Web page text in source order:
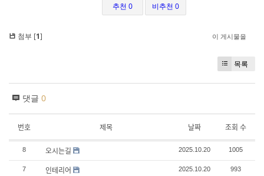
추천 0 비추천 0
첨부 [1] 이 게시물을
목록
댓글 0
번호 제목 날짜 조회 수
8 오시는길 2025.10.20 1005
7 인테리어 2025.10.20 993